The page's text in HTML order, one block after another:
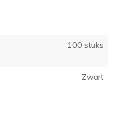
100 stuks
Zwart